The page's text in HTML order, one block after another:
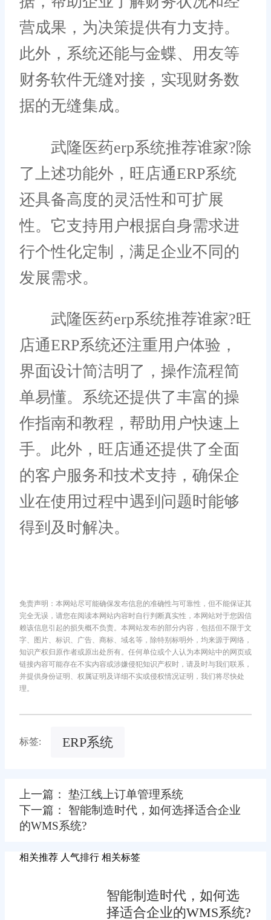
营成果，为决策提供有力支持。
此外，系统还能与金蝶、用友等
财务软件无缝对接，实现财务数
据的无缝集成。
武隆医药erp系统推荐谁家?除
了上述功能外，旺店通ERP系统
还具备高度的灵活性和可扩展
性。它支持用户根据自身需求进
行个性化定制，满足企业不同的
发展需求。
武隆医药erp系统推荐谁家?旺
店通ERP系统还注重用户体验，
界面设计简洁明了，操作流程简
单易懂。系统还提供了丰富的操
作指南和教程，帮助用户快速上
手。此外，旺店通还提供了全面
的客户服务和技术支持，确保企
业在使用过程中遇到问题时能够
得到及时解决。
免责声明：本网站尽可能确保发布信息的准确性与可靠性，但不能保证其
完全无误，请您在阅读本网站内容时自行判断真实性，本网站对于您因信
赖该信息引起的损失概不负责。本网站发布的部分内容，包括但不限于文
字、图片、标识、广告、商标、域名等，除特别标明外，均来源于网络，
知识产权归原作者或原出处所有。任何单位或个人认为本网站中的网页或
链接内容可能存在不实内容或涉嫌侵犯知识产权时，请及时与我们联系，
并提供身份证明、权属证明及详细不实或侵权情况证明，我们将尽快处
理。
标签: ERP系统
上一篇： 垫江线上订单管理系统
下一篇： 智能制造时代，如何选择适合企业
的WMS系统?
相关推荐 人气排行 相关标签
智能制造时代，如何选
择适合企业的WMS系统?